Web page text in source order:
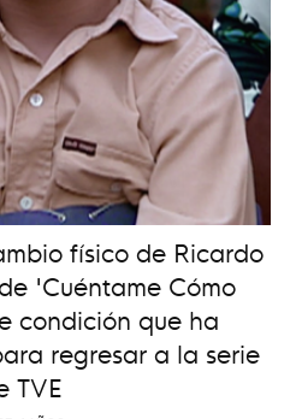
físico de Ricardo
'Cuéntame Cómo
condición que ha
regresar a la serie
TVE